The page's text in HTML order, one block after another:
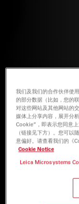
我们及我们的合作伙伴使
的部分数据（比如，您的
对这些网站及其他网站的
媒体上分享内容，展开分
Cookie”，即表示您同意
（链接见下方）。您可以
意偏好。请查看我们的《
Cookie Notice
Leica Microsystems